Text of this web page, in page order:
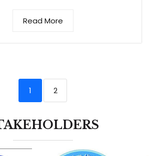
Read More
1 2